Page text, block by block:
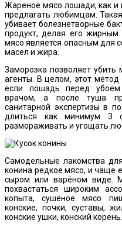
Жареное мясо лошади, как и
предлагать любимцам.
убивает болезнетворные
продукт, делая его
мясо является опасным для
масел и жира.
Заморозка позволяет убить
агенты. В целом, этот метод
если лошадь перед
врачом, а после туша
санитарной экспертизы в
длиться как минимум 3
размораживать и угощать
Самодельные лакомства
конина редкое мясо, и чаще
сыром или варёном виде.
похвастаться широким
копыта, сушёное мясо
конские, почки, суставы,
конские ушки, конский корень.